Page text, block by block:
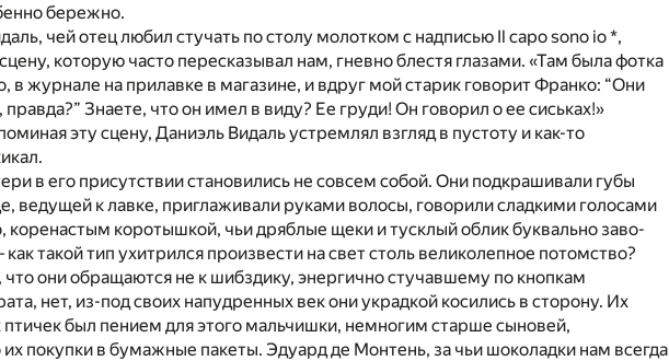
бережно.
чей отец любил стучать по столу молотком с надписью Il capo sono io*,
которую часто пересказывал нам, гневно блестя глазами. «Там была фотка
журнале на прилавке в магазине, и вдруг мой старик говорит Франко: “Они
Знаете, что он имел в виду? Ее груди! Он говорил о ее сиськах!»
эту сцену, Даниэль Видаль устремлял взгляд в пустоту и как-то
в его присутствии становились не совсем собой. Они подкрашивали губы
ведущей к лавке, приглаживали руками волосы, говорили сладкими голосами
коренастым коротышкой, чьи дряблые щеки и тусклый облик буквально заво­
такой тип ухитрился произвести на свет столь великолепное потомство?
что они обращаются не к шибздику, энергично стучавшему по кнопкам
нет, из-под своих напудренных век они украдкой косились в сторону. Их
был пением для этого мальчишки, немногим старше сыновей,
покупки в бумажные пакеты. Эдуард де Монтень, за чьи шоколадки нам всегда